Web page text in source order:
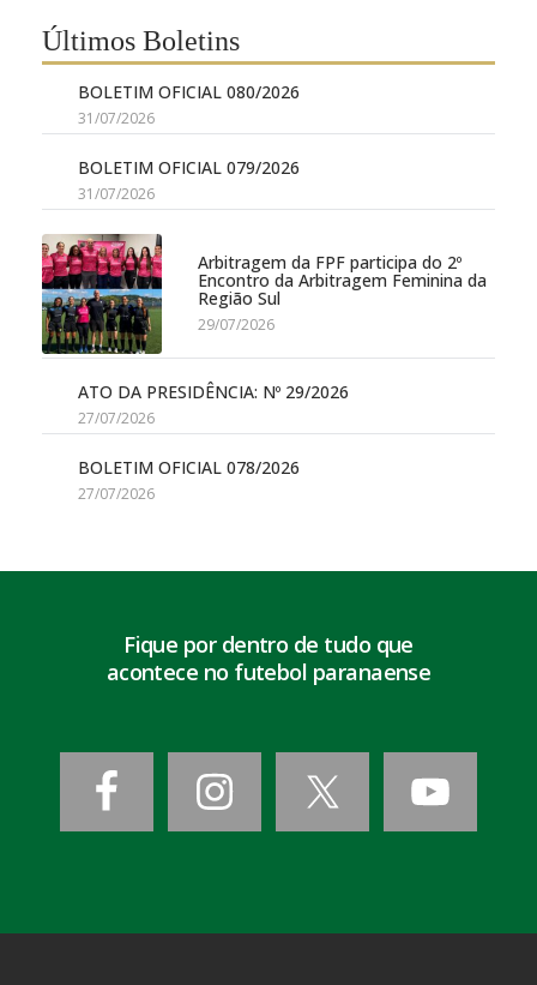
Últimos Boletins
BOLETIM OFICIAL 080/2026
31/07/2026
BOLETIM OFICIAL 079/2026
31/07/2026
Arbitragem da FPF participa do 2º
Encontro da Arbitragem Feminina da
Região Sul
29/07/2026
ATO DA PRESIDÊNCIA: Nº 29/2026
27/07/2026
BOLETIM OFICIAL 078/2026
27/07/2026
Fique por dentro de tudo que
acontece no futebol paranaense